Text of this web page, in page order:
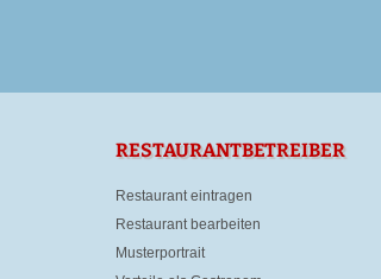
RESTAURANTBETREIBER
Restaurant eintragen
Restaurant bearbeiten
Musterportrait